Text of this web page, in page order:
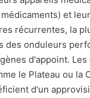
et
récurrentes, la
des onduleurs
d'appoint.
le Plateau ou la
d'un